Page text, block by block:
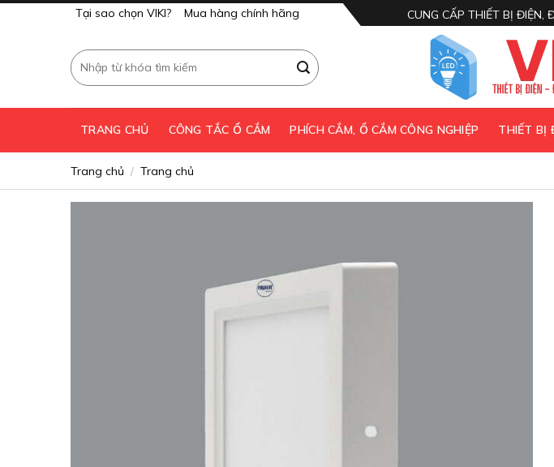
Tại sao chọn VIKI? Mua hàng chính hãng CUNG CẤP THIẾT BỊ ĐIỆN,
Tìm
kiếm:
TRANG CHỦ CÔNG TẮC Ổ CẮM PHÍCH CẮM, Ổ CẮM CÔNG NGHIỆP THIẾT BỊ
Trang chủ / Trang chủ